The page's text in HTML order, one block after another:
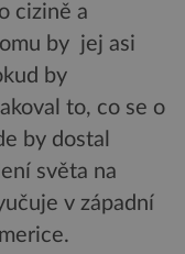
cizině a
by jej asi
by
to, co se o
by dostal
světa na
v západní